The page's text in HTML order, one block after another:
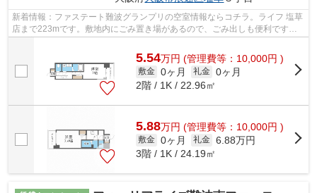
新着情報：ファステート難波グランプリの空室情報ならコチラ。ライフ 塩草
店まで223mです。敷地内にごみ置き場があるので、ごみ出しも便利です。
5.54万円 (管理費等：10,000円 )
敷金 0ヶ月 礼金 0ヶ月
2階 / 1K / 22.96㎡
5.88万円 (管理費等：10,000円 )
敷金 0ヶ月 礼金 6.88万円
3階 / 1K / 24.19㎡